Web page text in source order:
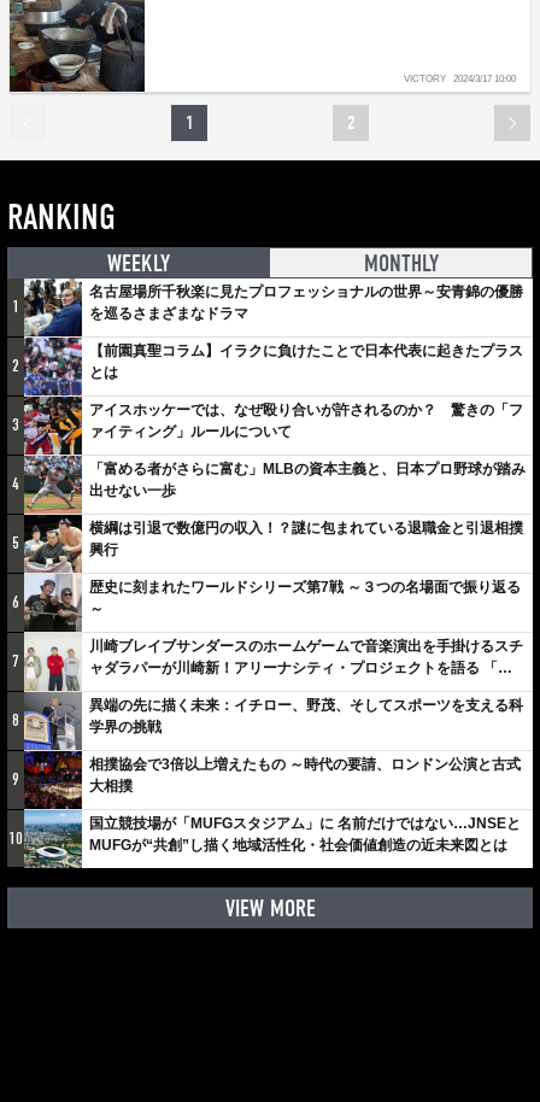
VICTORY 2024/3/17 10:00
1 2
RANKING
WEEKLY MONTHLY
1
名古屋場所千秋楽に見たプロフェッショナルの世界～安青錦の優勝
を巡るさまざまなドラマ
2
【前園真聖コラム】イラクに負けたことで日本代表に起きたプラス
とは
3
アイスホッケーでは、なぜ殴り合いが許されるのか？ 驚きの「フ
ァイティング」ルールについて
4
「富める者がさらに富む」MLBの資本主義と、日本プロ野球が踏み
出せない一歩
5
横綱は引退で数億円の収入！？謎に包まれている退職金と引退相撲
興行
6
歴史に刻まれたワールドシリーズ第7戦 ～３つの名場面で振り返る
～
7
川崎ブレイブサンダースのホームゲームで音楽演出を手掛けるスチ
ャダラパーが川崎新！アリーナシティ・プロジェクトを語る 「楽
しみでしかないでしょ。川崎は、ずっと成長曲線だから」
8
異端の先に描く未来：イチロー、野茂、そしてスポーツを支える科
学界の挑戦
9
相撲協会で3倍以上増えたもの ～時代の要請、ロンドン公演と古式
大相撲
10
国立競技場が「MUFGスタジアム」に 名前だけではない…JNSEと
MUFGが“共創”し描く地域活性化・社会価値創造の近未来図とは
VIEW MORE